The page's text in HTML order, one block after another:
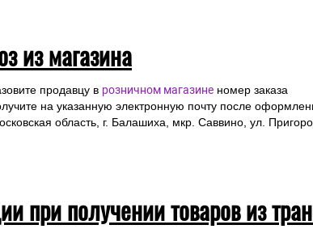
из магазина
продавцу в розничном магазине номер заказа
на указанную электронную почту после
область, г. Балашиха, мкр. Саввино, ул.
при получении товаров из